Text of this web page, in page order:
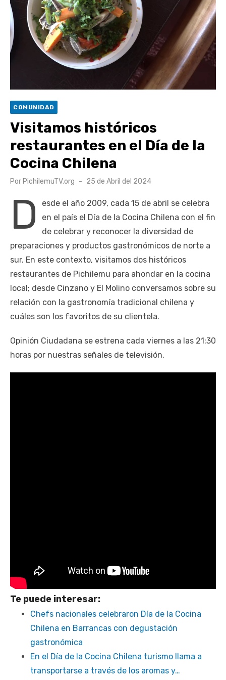
escuela comunitaria
Cóctel de Sábado: Emprendimiento y floricultura con María
Lina Fermandois y Luis Polanco
Seis comunas de O’Higgins inician la construcción
participativa del Plan Local de Restauración del Secano
segunda clasificatoria
Retrospectiva 2026 | Capítulo 03: lessons on flight – Cecilia
Araneda
COMUNIDAD
Visitamos históricos
restaurantes en el Día de la
Cocina Chilena
Por PichilemuTV.org
Publicado
25 de Abril del 2024
D
esde el año 2009, cada 15 de abril se celebra
en el país el Día de la Cocina Chilena con el fin
de celebrar y reconocer la diversidad de
preparaciones y productos gastronómicos de norte a
sur. En este contexto, visitamos dos históricos
restaurantes de Pichilemu para ahondar en la cocina
local; desde Cinzano y El Molino conversamos sobre su
relación con la gastronomía tradicional chilena y
cuáles son los favoritos de su clientela.
Opinión Ciudadana se estrena cada viernes a las 21:30
horas por nuestras señales de televisión.
Te puede interesar:
Chefs nacionales celebraron Día de la Cocina
Chilena en Barrancas con degustación
gastronómica
En el Día de la Cocina Chilena turismo llama a
transportarse a través de los aromas y…